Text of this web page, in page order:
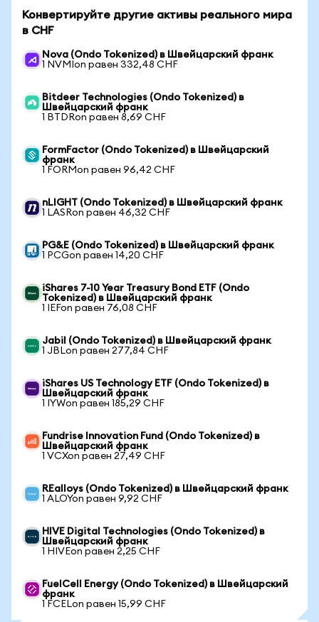
Конвертируйте другие активы реального мира
в CHF
Nova (Ondo Tokenized) в Швейцарский франк
1 NVMIon равен 332,48 CHF
Bitdeer Technologies (Ondo Tokenized) в
Швейцарский франк
1 BTDRon равен 8,69 CHF
FormFactor (Ondo Tokenized) в Швейцарский
франк
1 FORMon равен 96,42 CHF
nLIGHT (Ondo Tokenized) в Швейцарский франк
1 LASRon равен 46,32 CHF
PG&E (Ondo Tokenized) в Швейцарский франк
1 PCGon равен 14,20 CHF
iShares 7-10 Year Treasury Bond ETF (Ondo
Tokenized) в Швейцарский франк
1 IEFon равен 76,08 CHF
Jabil (Ondo Tokenized) в Швейцарский франк
1 JBLon равен 277,84 CHF
iShares US Technology ETF (Ondo Tokenized) в
Швейцарский франк
1 IYWon равен 185,29 CHF
Fundrise Innovation Fund (Ondo Tokenized) в
Швейцарский франк
1 VCXon равен 27,49 CHF
REalloys (Ondo Tokenized) в Швейцарский франк
1 ALOYon равен 9,92 CHF
HIVE Digital Technologies (Ondo Tokenized) в
Швейцарский франк
1 HIVEon равен 2,25 CHF
FuelCell Energy (Ondo Tokenized) в Швейцарский
франк
1 FCELon равен 15,99 CHF